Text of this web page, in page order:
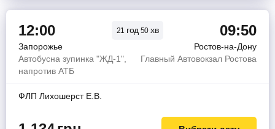
12:00 21 год 50 хв 09:50
Запорожье
Ростов-на-Дону
Автобусна зупинка "ЖД-1",
напротив АТБ
Главный Автовокзал Ростова
ФЛП Лихошерст Е.В.